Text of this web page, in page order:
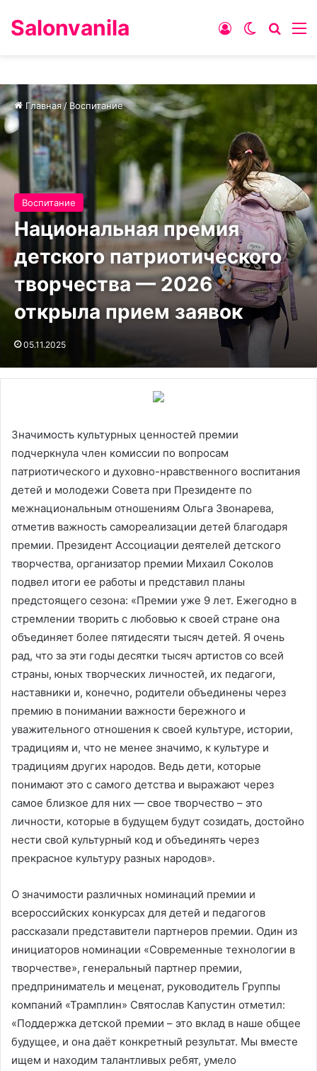
Salonvanila Switch skin
Войти
Главная / Воспитание
Воспитание
Национальная премия
детского патриотического
творчества — 2026
открыла прием заявок
05.11.2025
Значимость культурных ценностей премии
подчеркнула член комиссии по вопросам
патриотического и духовно-нравственного воспитания
детей и молодежи Совета при Президенте по
межнациональным отношениям Ольга Звонарева,
отметив важность самореализации детей благодаря
премии. Президент Ассоциации деятелей детского
творчества, организатор премии Михаил Соколов
подвел итоги ее работы и представил планы
предстоящего сезона: «Премии уже 9 лет. Ежегодно в
стремлении творить с любовью к своей стране она
объединяет более пятидесяти тысяч детей. Я очень
рад, что за эти годы десятки тысяч артистов со всей
страны, юных творческих личностей, их педагоги,
наставники и, конечно, родители объединены через
премию в понимании важности бережного и
уважительного отношения к своей культуре, истории,
традициям и, что не менее значимо, к культуре и
традициям других народов. Ведь дети, которые
понимают это с самого детства и выражают через
самое близкое для них — свое творчество – это
личности, которые в будущем будут созидать, достойно
нести свой культурный код и объединять через
прекрасное культуру разных народов».
О значимости различных номинаций премии и
всероссийских конкурсах для детей и педагогов
рассказали представители партнеров премии. Один из
инициаторов номинации «Современные технологии в
творчестве», генеральный партнер премии,
предприниматель и меценат, руководитель Группы
компаний «Трамплин» Святослав Капустин отметил:
«Поддержка детской премии – это вклад в наше общее
будущее, и она даёт конкретный результат. Мы вместе
ищем и находим талантливых ребят, умело